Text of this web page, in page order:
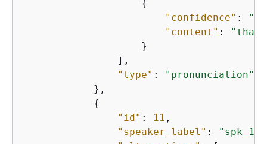
{
"confidence" :
"content" :
"that"
                    }
                ],
"type" :
"pronunciation"
            },
{
"id" : 11 ,
"speaker_label" : "spk_1"